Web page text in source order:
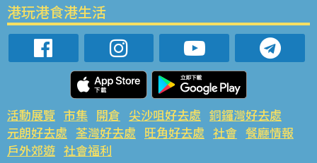
港玩港食港生活
活動展覽 市集 開倉 尖沙咀好去處 銅鑼灣好去處
元朗好去處 荃灣好去處 旺角好去處 社會 餐廳情報
戶外郊遊 社會福利